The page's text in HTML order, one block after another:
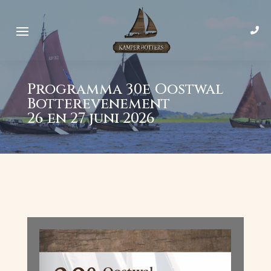
Programma 30e Oostwal
Botterevenement
26 en 27 juni 2026